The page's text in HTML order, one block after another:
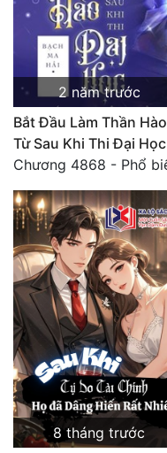
2 năm trước
Bắt Đầu Làm Thần Hào
Từ Sau Khi Thi Đại Học
8 tháng trước